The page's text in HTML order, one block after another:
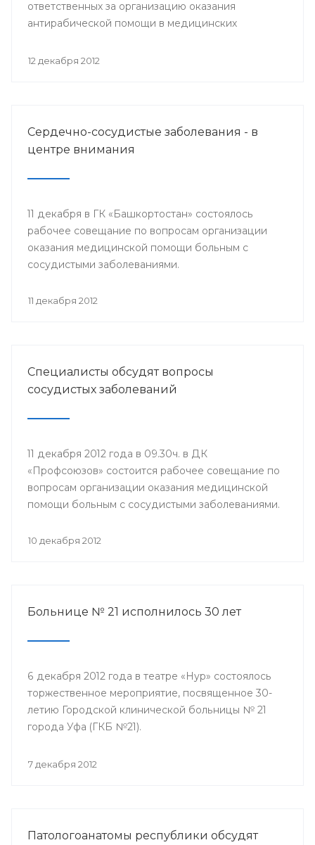
ответственных за организацию оказания
антирабической помощи в медицинских
организовано Минздравом РБ с целью
12 декабря 2012
Сердечно-сосудистые заболевания - в
центре внимания
11 декабря в ГК «Башкортостан» состоялось
рабочее совещание по вопросам организации
оказания медицинской помощи больным с
сосудистыми заболеваниями.
11 декабря 2012
Специалисты обсудят вопросы
сосудистых заболеваний
11 декабря 2012 года в 09.30ч. в ДК
«Профсоюзов» состоится рабочее совещание по
вопросам организации оказания медицинской
помощи больным с сосудистыми заболеваниями.
10 декабря 2012
Больнице № 21 исполнилось 30 лет
6 декабря 2012 года в театре «Нур» состоялось
торжественное мероприятие, посвященное 30-
летию Городской клинической больницы № 21
города Уфа (ГКБ №21).
7 декабря 2012
Патологоанатомы республики обсудят